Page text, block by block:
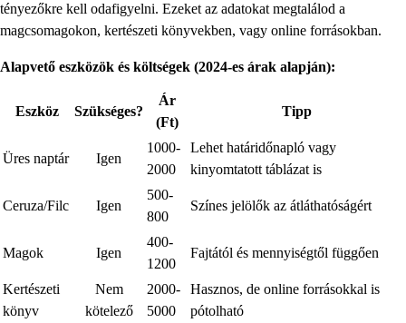
tényezőkre kell odafigyelni. Ezeket az adatokat megtalálod a
magcsomagokon, kertészeti könyvekben, vagy online forrásokban.
Alapvető eszközök és költségek (2024-es árak alapján):
Eszköz Szükséges?
Ár
(Ft)
Tipp
Üres naptár Igen
1000-
2000
Lehet határidőnapló vagy
kinyomtatott táblázat is
Ceruza/Filc Igen
500-
800
Színes jelölők az átláthatóságért
Magok Igen
400-
1200
Fajtától és mennyiségtől függően
Kertészeti
könyv
Nem
kötelező
2000-
5000
Hasznos, de online forrásokkal is
pótolható